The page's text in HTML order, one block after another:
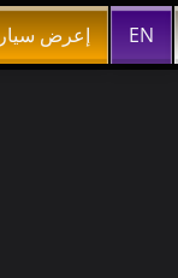
إعرض EN